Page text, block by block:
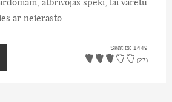
ar neierasto.
Skatīts: 1449
(27)